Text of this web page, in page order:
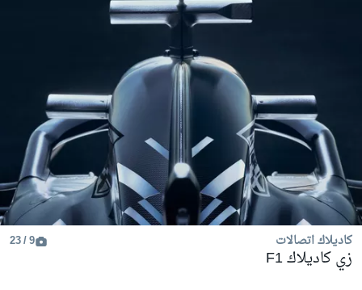
كاديلاك اتصالات 9 / 23
زي كاديلاك F1